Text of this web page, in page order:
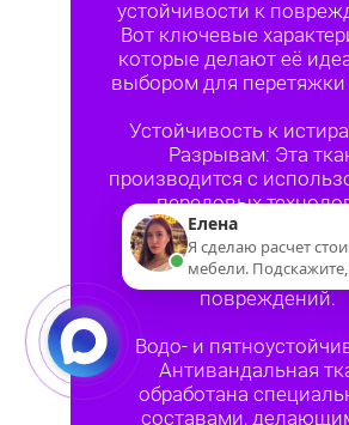
устойчивости к
Вот ключевые
которые делают её
выбором для
Устойчивость к
Разрывам: Эта
производится с
передовых
благодаря которым
выдерживает
механические
повреждений.
Водо- и
Антивандальная
обработана
составами,